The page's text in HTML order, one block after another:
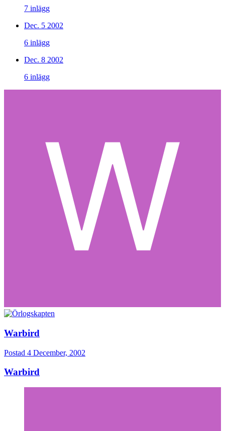
7 inlägg
Dec. 5 2002
6 inlägg
Dec. 8 2002
6 inlägg
Warbird
Postad 4 December, 2002
Warbird